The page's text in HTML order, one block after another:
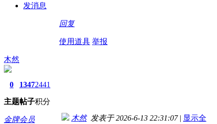
发消息
回复
使用道具 举报
木然
0
主题
1347
帖子
2441
积分
金牌会员 木然发表于 2026-6-13 22:31:07 | 显示全